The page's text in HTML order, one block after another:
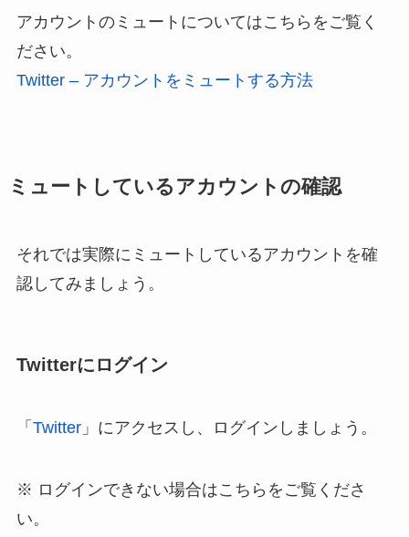
アカウントのミュートについてはこちらをご覧く
ださい。
Twitter – アカウントをミュートする方法
ミュートしているアカウントの確認
それでは実際にミュートしているアカウントを確
認してみましょう。
Twitterにログイン
「 Twitter」にアクセスし、ログインしましょう。
※ ログインできない場合はこちらをご覧くださ
い。